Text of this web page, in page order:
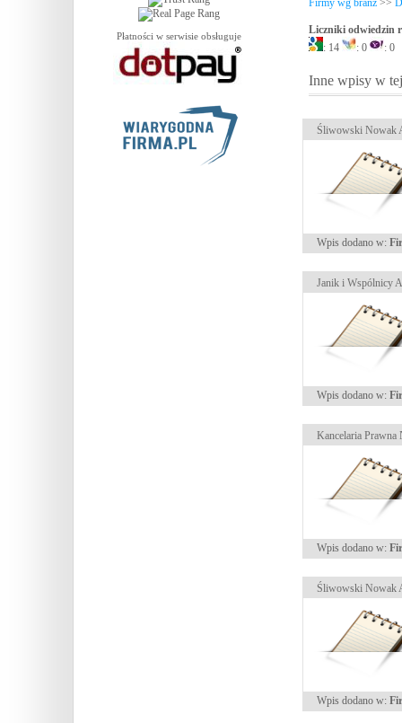
Płatności w serwisie obsługuje
Firmy wg branż >>
Liczniki odwiedzin
: 14
: 0 : 0
Inne wpisy w
Śliwowski Nowak
Wpis dodano w:
Janik i Wspólnicy
Wpis dodano w:
Kancelaria
Wpis dodano w:
Śliwowski Nowak
Wpis dodano w: